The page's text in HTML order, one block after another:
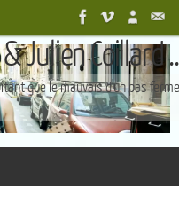
Julien Coillard
que le mauvais d'un pas ferme